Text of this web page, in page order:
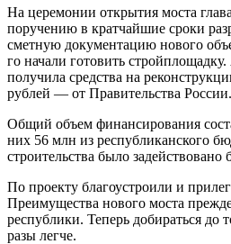
На церемонии открытия моста
поручению в кратчайшие сроки
сметную документацию нового
го начали готовить
получила средства на
рублей — от Правительства России.
Общий объем финансирования
них 56 млн из республиканского
строительства было задействовано
По проекту благоустроили и
Преимущества нового моста
республики. Теперь добираться до
разы легче.